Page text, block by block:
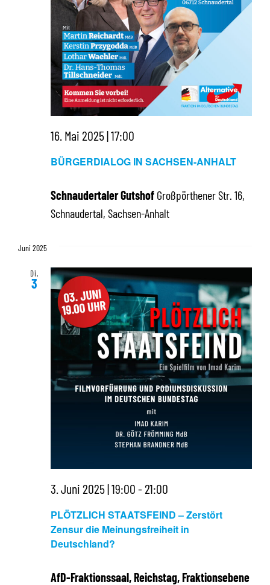
BÜRGERDIALOG IN SACHSEN-ANHALT
16. Mai 2025 | 17:00
Schnaudertaler Gutshof Großpörthener Str. 16,
Schnaudertal, Sachsen-Anhalt
Juni 2025
Di.
3
PLÖTZLICH STAATSFEIND – Zerstört
Zensur die Meinungsfreiheit in
Deutschland?
3. Juni 2025 | 19:00-21:00
AfD-Fraktionssaal, Reichstag, Fraktionsebene